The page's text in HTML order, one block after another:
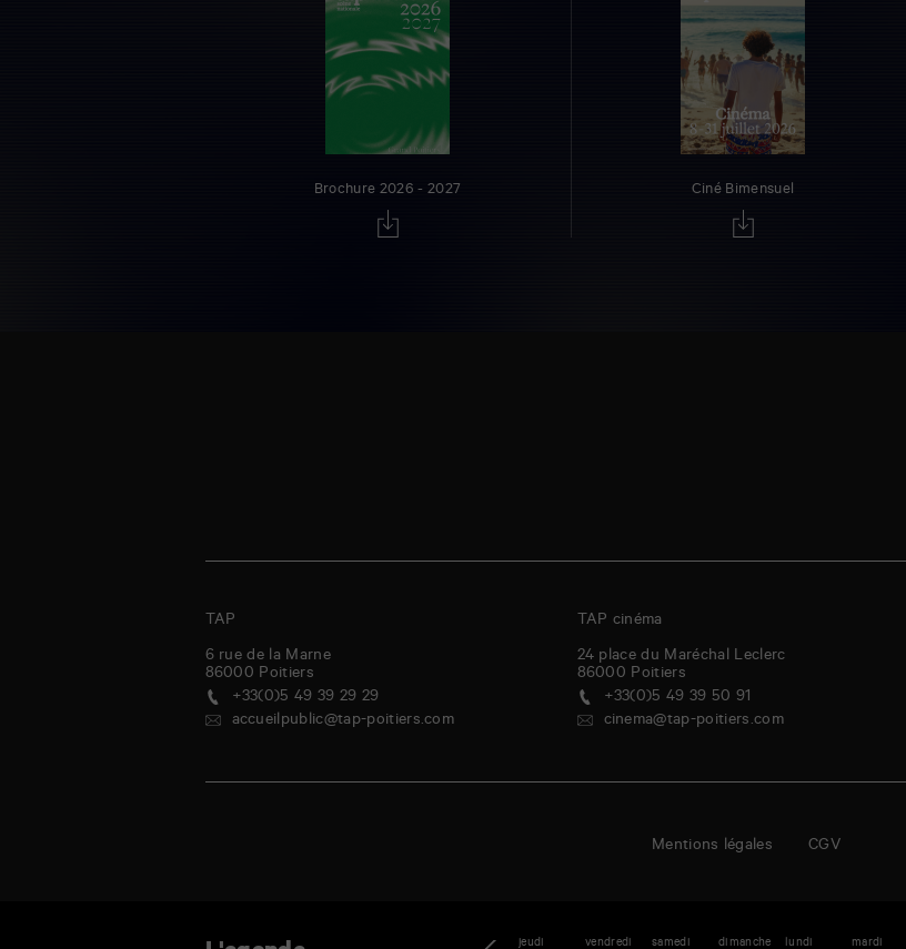
Brochure 2026 - 2027 Ciné Bimensuel
TAP
6 rue de la Marne
86000 Poitiers
+33(0)5 49 39 29 29
accueilpublic@tap-poitiers.com
TAP cinéma
24 place du Maréchal Leclerc
86000 Poitiers
+33(0)5 49 39 50 91
cinema@tap-poitiers.com
Mentions légales CGV
samedi dimanche mercredi jeudi vendredi samedi dimanche lundi mardi